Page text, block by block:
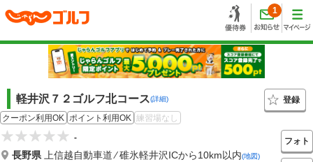
1
軽井沢７２ゴルフ北コース(詳細)
登録
クーポン利用OK ポイント利用OK 練習場なし
-
長野県上信越自動車道 ⁄ 碓氷軽井沢ICから10km以内(地図)
フォト